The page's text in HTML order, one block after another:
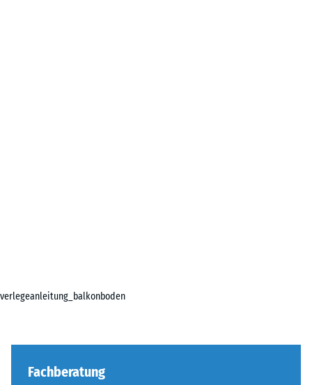
verlegeanleitung_balkonboden
Fachberatung